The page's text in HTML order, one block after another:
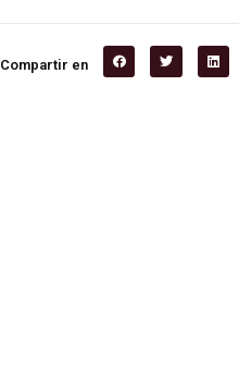
Compartir en